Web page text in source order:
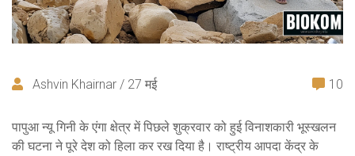
Ashvin Khairnar / 27 मई 10
पापुआ न्यू गिनी के एंगा क्षेत्र में पिछले शुक्रवार को हुई विनाशकारी भूस्खलन
की घटना ने पूरे देश को हिला कर रख दिया है। राष्ट्रीय आपदा केंद्र के